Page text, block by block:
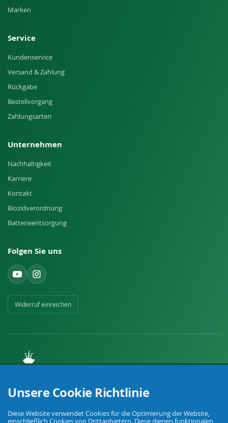
Marken
Service
Kundenservice
Versand & Zahlung
Rückgabe
Bestellvorgang
Zahlungsarten
Unternehmen
Nachhaltigkeit
Karriere
Kontakt
Biozidverordnung
Batterieentsorgung
Folgen Sie uns
Widerruf einreichen
© Agrarking. Alle Rechte vorbehalten.
Unsere Cookie Richtlinie
Diese Website verwendet Cookies für die Optimierung der Website,
einschließlich Cookies von Drittanbietern. Diese dienen funktionalen,